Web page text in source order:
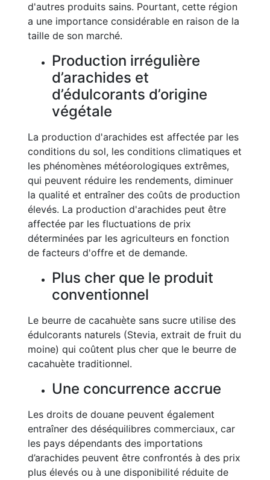
d'autres produits sains. Pourtant, cette région
a une importance considérable en raison de la
taille de son marché.
Production irrégulière
d’arachides et
d’édulcorants d’origine
végétale
La production d'arachides est affectée par les
conditions du sol, les conditions climatiques et
les phénomènes météorologiques extrêmes,
qui peuvent réduire les rendements, diminuer
la qualité et entraîner des coûts de production
élevés. La production d'arachides peut être
affectée par les fluctuations de prix
déterminées par les agriculteurs en fonction
de facteurs d'offre et de demande.
Plus cher que le produit
conventionnel
Le beurre de cacahuète sans sucre utilise des
édulcorants naturels (Stevia, extrait de fruit du
moine) qui coûtent plus cher que le beurre de
cacahuète traditionnel.
Une concurrence accrue
Les droits de douane peuvent également
entraîner des déséquilibres commerciaux, car
les pays dépendants des importations
d’arachides peuvent être confrontés à des prix
plus élevés ou à une disponibilité réduite de